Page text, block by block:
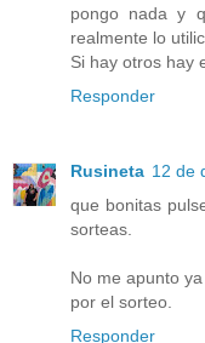
pongo nada y
realmente lo
Si hay otros hay
Responder
Rusineta 12 de
que bonitas
sorteas.
No me apunto
por el sorteo.
Responder